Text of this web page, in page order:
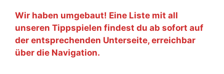
Wir haben umgebaut! Eine Liste mit all
unseren Tippspielen findest du ab sofort auf
der entsprechenden Unterseite, erreichbar
über die Navigation.